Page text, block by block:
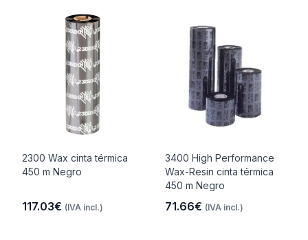
2300 Wax cinta térmica
450 m Negro
117.03€ (IVA incl.)
3400 High Performance
Wax-Resin cinta térmica
450 m Negro
71.66€ (IVA incl.)